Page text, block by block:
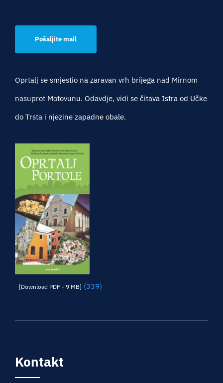
Pošaljite mail
Oprtalj se smjestio na zaravan vrh brijega nad Mirnom
nasuprot Motovunu. Odavdje, vidi se čitava Istra od Učke
do Trsta i njezine zapadne obale.
[Download PDF - 9 MB] (339)
Kontakt